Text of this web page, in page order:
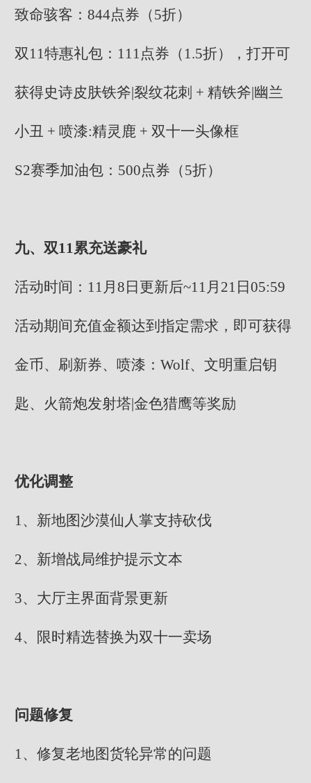
致命骇客：844点券（5折）
双11特惠礼包：111点券（1.5折），打开可
获得史诗皮肤铁斧|裂纹花刺 + 精铁斧|幽兰
小丑 + 喷漆:精灵鹿 + 双十一头像框
S2赛季加油包：500点券（5折）
九、双11累充送豪礼
活动时间：11月8日更新后~11月21日05:59
活动期间充值金额达到指定需求，即可获得
金币、刷新券、喷漆：Wolf、文明重启钥
匙、火箭炮发射塔|金色猎鹰等奖励
优化调整
1、新地图沙漠仙人掌支持砍伐
2、新增战局维护提示文本
3、大厅主界面背景更新
4、限时精选替换为双十一卖场
问题修复
1、修复老地图货轮异常的问题